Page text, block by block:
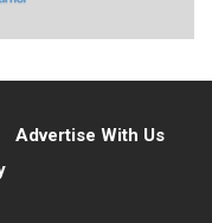
Advertise With Us